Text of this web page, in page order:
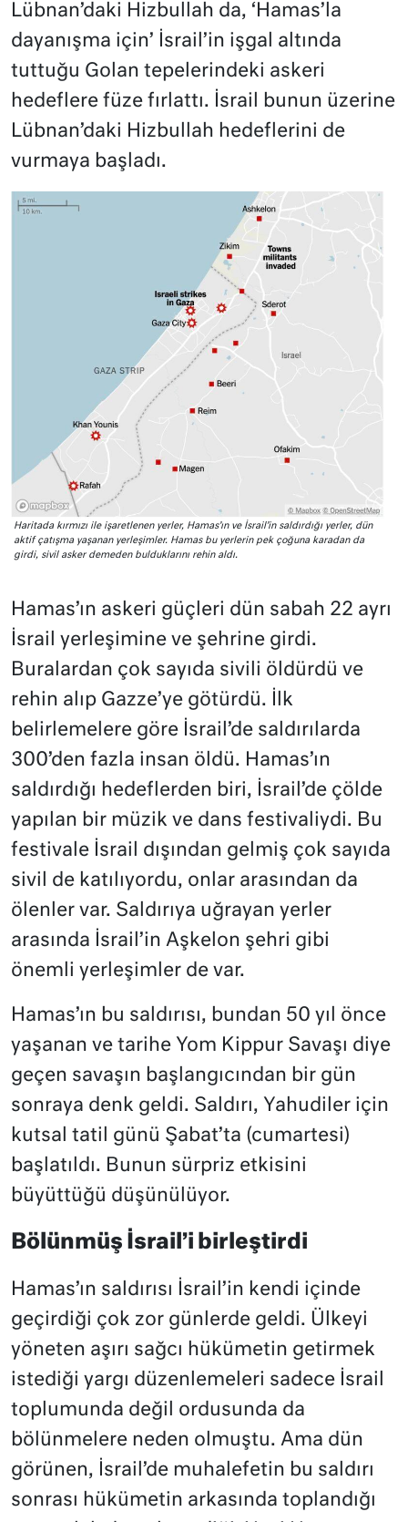
Lübnan’daki Hizbullah da, ‘Hamas’la
dayanışma için’ İsrail’in işgal altında
tuttuğu Golan tepelerindeki askeri
hedeflere füze fırlattı. İsrail bunun üzerine
Lübnan’daki Hizbullah hedeflerini de
vurmaya başladı.
Haritada kırmızı ile işaretlenen yerler, Hamas’ın ve İsrail’in saldırdığı yerler, dün
aktif çatışma yaşanan yerleşimler. Hamas bu yerlerin pek çoğuna karadan da
girdi, sivil asker demeden bulduklarını rehin aldı.
Hamas’ın askeri güçleri dün sabah 22 ayrı
İsrail yerleşimine ve şehrine girdi.
Buralardan çok sayıda sivili öldürdü ve
rehin alıp Gazze’ye götürdü. İlk
belirlemelere göre İsrail’de saldırılarda
300’den fazla insan öldü. Hamas’ın
saldırdığı hedeflerden biri, İsrail’de çölde
yapılan bir müzik ve dans festivaliydi. Bu
festivale İsrail dışından gelmiş çok sayıda
sivil de katılıyordu, onlar arasından da
ölenler var. Saldırıya uğrayan yerler
arasında İsrail’in Aşkelon şehri gibi
önemli yerleşimler de var.
Hamas’ın bu saldırısı, bundan 50 yıl önce
yaşanan ve tarihe Yom Kippur Savaşı diye
geçen savaşın başlangıcından bir gün
sonraya denk geldi. Saldırı, Yahudiler için
kutsal tatil günü Şabat’ta (cumartesi)
başlatıldı. Bunun sürpriz etkisini
büyüttüğü düşünülüyor.
Bölünmüş İsrail’i birleştirdi
Hamas’ın saldırısı İsrail’in kendi içinde
geçirdiği çok zor günlerde geldi. Ülkeyi
yöneten aşırı sağcı hükümetin getirmek
istediği yargı düzenlemeleri sadece İsrail
toplumunda değil ordusunda da
bölünmelere neden olmuştu. Ama dün
görünen, İsrail’de muhalefetin bu saldırı
sonrası hükümetin arkasında toplandığı